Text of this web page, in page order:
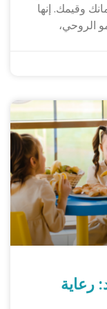
وقيمك. إنها
الروحي،
رعاية